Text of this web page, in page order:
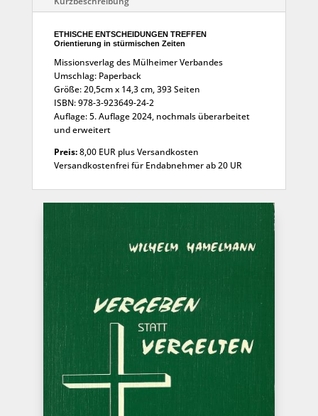
ETHISCHE ENTSCHEIDUNGEN TREFFEN
Orientierung in stürmischen Zeiten
Missionsverlag des Mülheimer Verbandes
Umschlag: Paperback
Größe: 20,5cm x 14,3 cm, 393 Seiten
ISBN: 978-3-923649-24-2
Auflage: 5. Auflage 2024, nochmals überarbeitet
und erweitert
Preis:8,00 EUR plus Versandkosten
Versandkostenfrei für Endabnehmer ab 20 UR